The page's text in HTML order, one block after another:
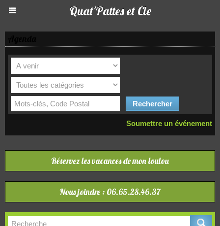
Quat'Pattes et Cie
Soumettre un événement
Réservez les vacances de mon loulou
Nous joindre : 06.65.28.46.37